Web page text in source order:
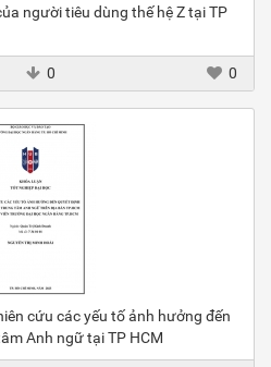
người tiêu dùng thế hệ Z tại TP
0 0
cứu các yếu tố ảnh hưởng đến
Anh ngữ tại TP HCM